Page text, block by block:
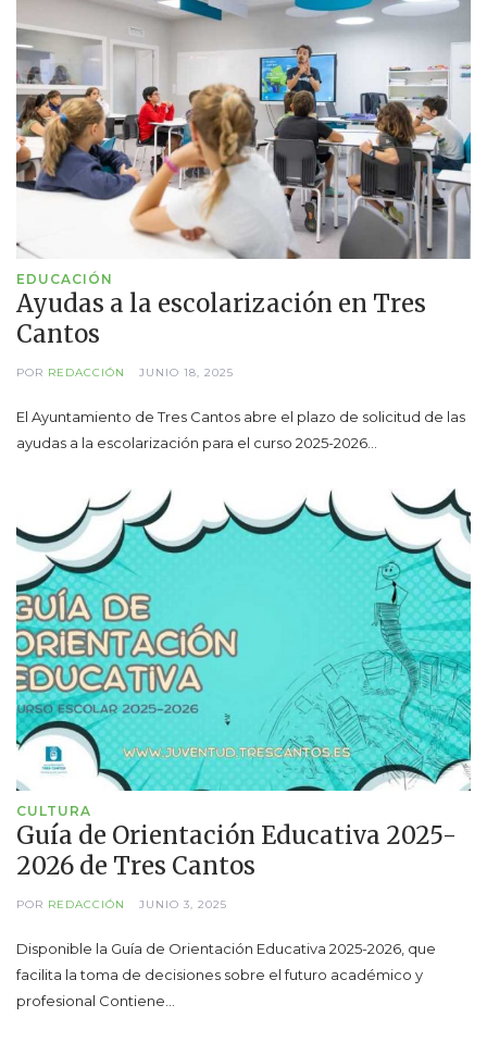
EDUCACIÓN
Ayudas a la escolarización en Tres
Cantos
POR REDACCIÓN JUNIO 18, 2025
El Ayuntamiento de Tres Cantos abre el plazo de solicitud de las
ayudas a la escolarización para el curso 2025-2026…
CULTURA
Guía de Orientación Educativa 2025-
2026 de Tres Cantos
POR REDACCIÓN JUNIO 3, 2025
Disponible la Guía de Orientación Educativa 2025-2026, que
facilita la toma de decisiones sobre el futuro académico y
profesional Contiene…